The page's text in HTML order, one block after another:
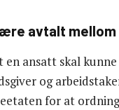
avtalt
en ansatt skal
og
for at